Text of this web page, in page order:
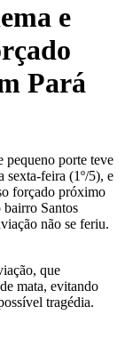
e
Pará
pequeno porte teve
sexta-feira (1º/5), e
forçado próximo
Santos
não se feriu.
que
mata, evitando
tragédia.